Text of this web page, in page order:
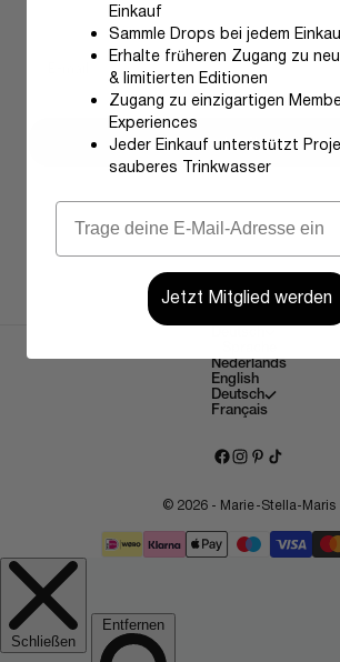
schreibe in
Nederlands
English
Deutsch
Français
© 2026 - Marie-Stella-Maris
Einkauf
Sammle Drops bei jedem
Erhalte früheren Zugang zu
& limitierten Editionen
Zugang zu einzigartigen
Experiences
Jeder Einkauf unterstützt
sauberes Trinkwasser
Jetzt Mitglied werden